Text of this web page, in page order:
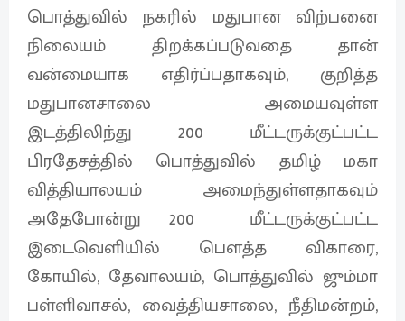
பொத்துவில் நகரில் மதுபான விற்பனை
நிலையம் திறக்கப்படுவதை தான்
வன்மையாக எதிர்ப்பதாகவும், குறித்த
மதுபானசாலை அமையவுள்ள
இடத்திலிந்து 200 மீட்டருக்குட்பட்ட
பிரதேசத்தில் பொத்துவில் தமிழ் மகா
வித்தியாலயம் அமைந்துள்ளதாகவும்
அதேபோன்று 200 மீட்டருக்குட்பட்ட
இடைவெளியில் பௌத்த விகாரை,
கோயில், தேவாலயம், பொத்துவில் ஜும்மா
பள்ளிவாசல், வைத்தியசாலை, நீதிமன்றம்,